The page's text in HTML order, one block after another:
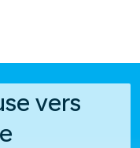
vers